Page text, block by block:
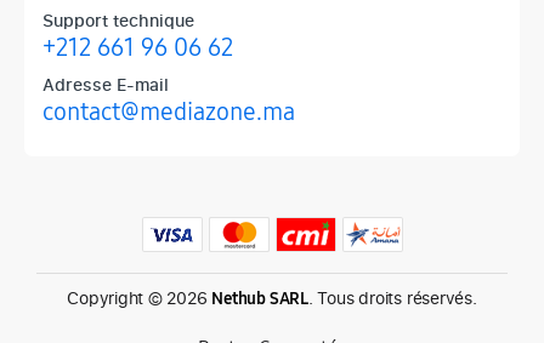
Support technique
+212 661 96 06 62
Adresse E-mail
contact@mediazone.ma
Produits phares chez Mediazone
Retrouvez chez Mediazone les références incontournables :
Copyright © 2026 Nethub SARL. Tous droits réservés.